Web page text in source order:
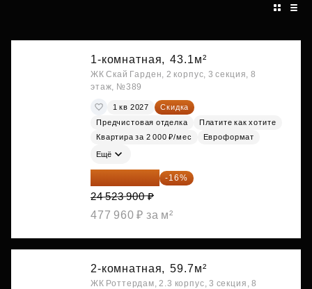
1-комнатная, 43.1м²
ЖК Скай Гарден, 2 корпус, 3 секция, 8
этаж, №389
1 кв 2027
Скидка
Предчистовая отделка
Платите как хотите
Квартира за 2 000 ₽/мес
Евроформат
Ещё
20 600 076 ₽ -16%
24 523 900 ₽
477 960 ₽ за м²
2-комнатная, 59.7м²
ЖК Роттердам, 2.3 корпус, 3 секция, 8